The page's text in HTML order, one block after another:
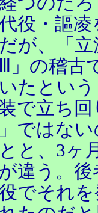
役・謳
が、「
Ⅲ」の稽
たとい
で立ち
ではな
と、3ヶ
違う。
でそれ